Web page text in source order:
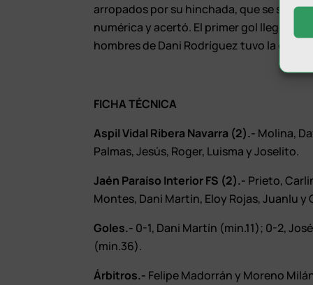
arropados por su hinchada, que se saldó
numérica y acertó. El primer gol llegó de
hombres de Dani Rodríguez tuvo la
FICHA TÉCNICA
Aspil Vidal Ribera Navarra (2).- Molina,
Palmas, Jesús, Roger, Luisma y Joselito.
Jaén Paraíso Interior FS (2).- Prieto,
Montes, Dani Martín, Eloy Rojas, Juanlu y
Goles.- 0-1, Dani Martín (min.11); 0-2,
(min.36).
Árbitros.- Felipe Madorrán y Moreno